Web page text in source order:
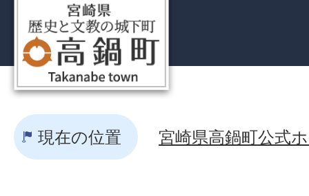
現在の位置 宮崎県高鍋町公式